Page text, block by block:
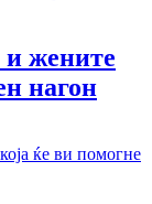
и жените
нагон